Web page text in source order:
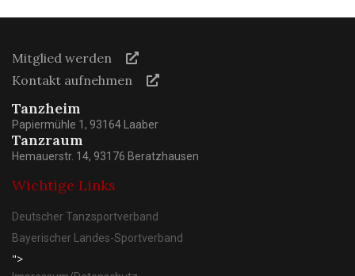
Mitglied werden
Kontakt aufnehmen
Tanzheim
Papiermühle 1, 93164 Laaber
Tanzraum
Hemauerstr. 14, 93176 Beratzhausen
Wichtige Links
Deutscher Tanzsportverband
Bayerischer Landes-Sportverband
">